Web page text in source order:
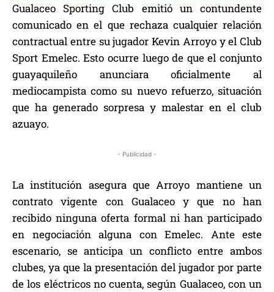
Gualaceo Sporting Club emitió un contundente
comunicado en el que rechaza cualquier relación
contractual entre su jugador Kevin Arroyo y el Club
Sport Emelec. Esto ocurre luego de que el conjunto
guayaquileño anunciara oficialmente al
mediocampista como su nuevo refuerzo, situación
que ha generado sorpresa y malestar en el club
azuayo.
- Publicidad -
La institución asegura que Arroyo mantiene un
contrato vigente con Gualaceo y que no han
recibido ninguna oferta formal ni han participado
en negociación alguna con Emelec. Ante este
escenario, se anticipa un conflicto entre ambos
clubes, ya que la presentación del jugador por parte
de los eléctricos no cuenta, según Gualaceo, con un